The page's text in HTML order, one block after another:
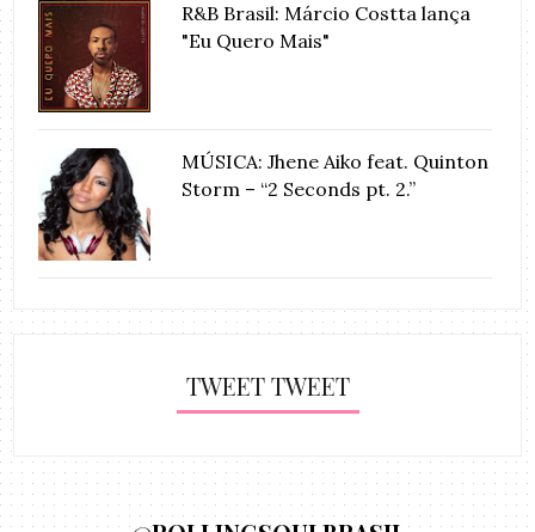
R&B Brasil: Márcio Costta lança
"Eu Quero Mais"
MÚSICA: Jhene Aiko feat. Quinton
Storm – “2 Seconds pt. 2.”
TWEET TWEET